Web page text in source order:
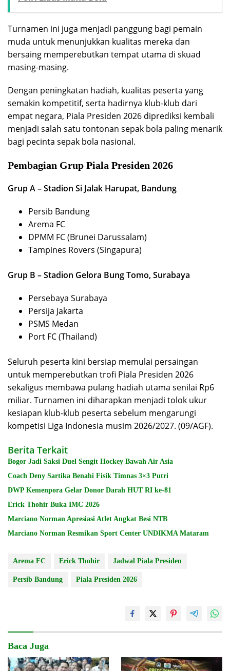
Turnamen ini juga menjadi panggung bagi pemain
muda untuk menunjukkan kualitas mereka dan
bersaing memperebutkan tempat utama di skuad
masing-masing.
Dengan peningkatan hadiah, kualitas peserta yang
semakin kompetitif, serta hadirnya klub-klub dari
empat negara, Piala Presiden 2026 diprediksi kembali
menjadi salah satu tontonan sepak bola paling menarik
bagi pecinta sepak bola nasional.
Pembagian Grup Piala Presiden 2026
Grup A – Stadion Si Jalak Harupat, Bandung
Persib Bandung
Arema FC
DPMM FC (Brunei Darussalam)
Tampines Rovers (Singapura)
Grup B – Stadion Gelora Bung Tomo, Surabaya
Persebaya Surabaya
Persija Jakarta
PSMS Medan
Port FC (Thailand)
Seluruh peserta kini bersiap memulai persaingan
untuk memperebutkan trofi Piala Presiden 2026
sekaligus membawa pulang hadiah utama senilai Rp6
miliar. Turnamen ini diharapkan menjadi tolok ukur
kesiapan klub-klub peserta sebelum mengarungi
kompetisi Liga Indonesia musim 2026/2027. (09/AGF).
Berita Terkait
Bogor Jadi Saksi Duel Sengit Hockey Bawah Air Asia
Coach Deny Sartika Benahi Fisik Timnas 3×3 Putri
DWP Kemenpora Gelar Donor Darah HUT RI ke-81
Erick Thohir Buka IMC 2026
Marciano Norman Apresiasi Atlet Angkat Besi NTB
Marciano Norman Resmikan Sport Center UNDIKMA Mataram
Arema FC Erick Thohir Jadwal Piala Presiden
Persib Bandung Piala Presiden 2026
Baca Juga